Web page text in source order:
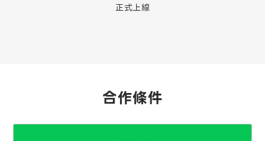
正式上線
合作條件